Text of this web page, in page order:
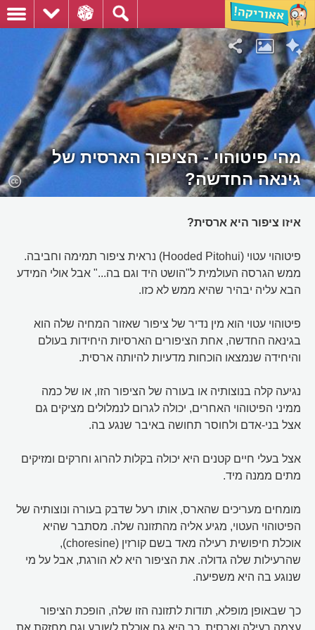
מהי פיטוהוי - הציפור הארסית של
גינאה החדשה?
איזו ציפור היא ארסית?
פיטוהוי עטוי (Hooded Pitohui) נראית ציפור תמימה וחביבה.
ממש הגרסה העולמית ל"הושט היד וגם בה..." אבל אולי המידע
הבא עליה יבהיר שהיא ממש לא כזו.
פיטוהוי עטוי הוא מין נדיר של ציפור שאזור המחיה שלה הוא
בגינאה החדשה, אחת הציפורים הארסיות היחידות בעולם
והיחידה שנמצאו הוכחות מדעיות להיותה ארסית.
נגיעה קלה בנוצותיה או בעורה של הציפור הזו, או של כמה
ממיני הפיטוהוי האחרים, יכולה לגרום לנמלולים מציקים גם
אצל בני-אדם ולחוסר תחושה באיבר שנגע בה.
אצל בעלי חיים קטנים היא יכולה בקלות להרוג וחרקים ומזיקים
מתים ממנה מיד.
מומחים מעריכים שהארס, אותו רעל שדבק בעורה ונוצותיה של
הפיטוהוי העטוי, מגיע אליה מהתזונה שלה. מסתבר שהיא
אוכלת חיפושית רעילה מאד בשם קורזין (choresine),
שהרעילות שלה גדולה. את הציפור היא לא הורגת, אבל על מי
שנוגע בה היא משפיעה.
כך שבאופן מופלא, תודות לתזונה הזו שלה, הופכת הציפור
עצמה רעילה וארסית. כך היא גם אוכלת לשובע וגם מחזקת את